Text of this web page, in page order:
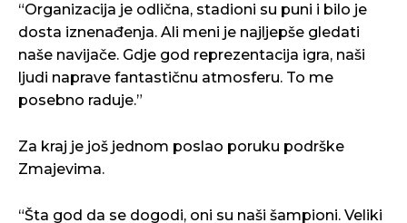
“Organizacija je odlična, stadioni su puni i bilo je
dosta iznenađenja. Ali meni je najljepše gledati
naše navijače. Gdje god reprezentacija igra, naši
ljudi naprave fantastičnu atmosferu. To me
posebno raduje.”
Za kraj je još jednom poslao poruku podrške
Zmajevima.
“Šta god da se dogodi, oni su naši šampioni. Veliki